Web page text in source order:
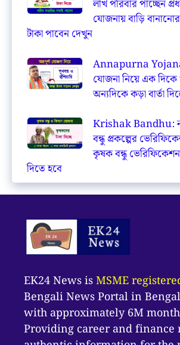
লাখ পরিবার পাচ্ছেন
যোজনায় বাড়ি
টাকা পাবেন দেখুন
Annapurna
যোজনা নিয়ে এক
অন্যদিকে কড়া বার্তা
Krishak Bandhu:
বন্ধু প্রকল্পের
কৃষক বন্ধু
দিতে হবে
EK24 News isMSME
Bengali News Portal in
with approximately 6M
Providing career and finance